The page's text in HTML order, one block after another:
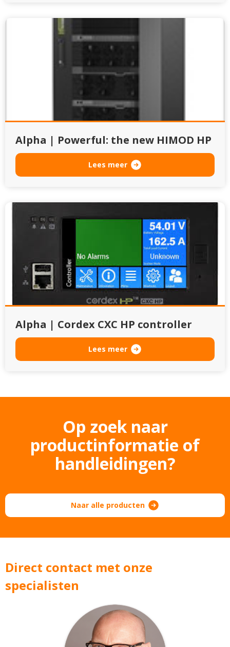
Alpha | Powerful: the new HIMOD HP
Lees meer
Alpha | Cordex CXC HP controller
Lees meer
Op zoek naar
productinformatie of
handleidingen?
Naar alle producten
Direct contact met onze
specialisten